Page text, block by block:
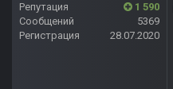
Репутация
1 590
Сообщений
5369
Регистрация
28.07.2020